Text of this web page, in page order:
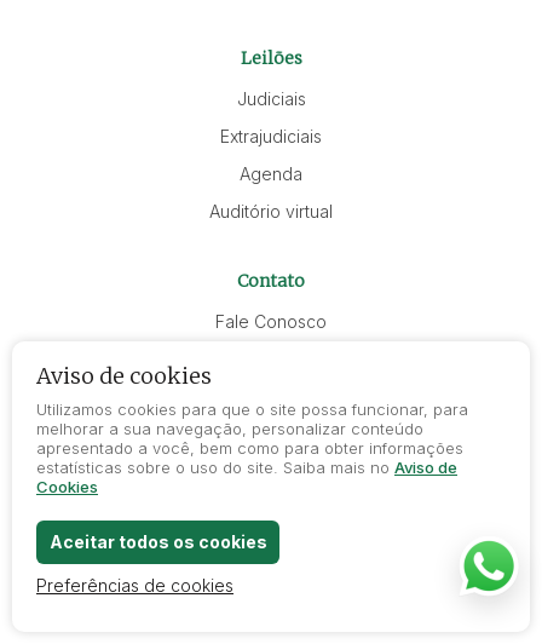
Leilões
Judiciais
Extrajudiciais
Agenda
Auditório virtual
Contato
Fale Conosco
(011) 99553-2706
(011) 4425-2905 / (011) 4425-5925
Av. Dom Pedro II, 620, 20° andar, Bairro Jardim, Santo André -
SP
Aviso de cookies
Utilizamos cookies para que o site possa funcionar, para
melhorar a sua navegação, personalizar conteúdo
apresentado a você, bem como para obter informações
estatísticas sobre o uso do site. Saiba mais no Aviso de
Cookies
Aceitar todos os cookies
Preferências de cookies